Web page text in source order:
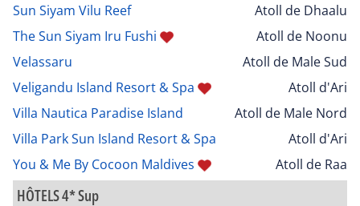
Sun Siyam Vilu Reef
Atoll de Dhaalu
The Sun Siyam Iru Fushi
Atoll de Noonu
Velassaru
Atoll de Male Sud
Veligandu Island Resort & Spa
Atoll d'Ari
Villa Nautica Paradise Island
Atoll de Male Nord
Villa Park Sun Island Resort & Spa
Atoll d'Ari
You & Me By Cocoon Maldives
Atoll de Raa
HÔTELS 4* Sup